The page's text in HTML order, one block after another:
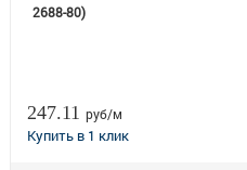
2688-80)
247.11 руб/м